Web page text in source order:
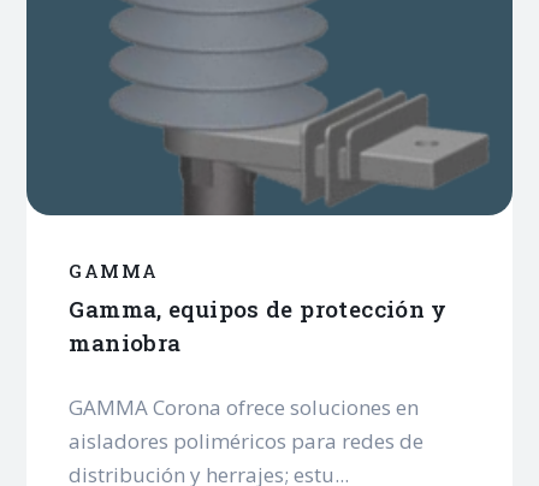
GAMMA
Gamma, equipos de protección y
maniobra
GAMMA Corona ofrece soluciones en
aisladores poliméricos para redes de
distribución y herrajes; estu...